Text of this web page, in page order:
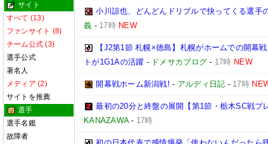
サイト
すべて (13)
ファンサイト (8)
チーム公式 (3)
選手公式
著名人
メディア (2)
サイトを推薦
選手
選手名鑑
故障者
小川諒也、どんどんドリブルで抉ってくる選手
義 - 17時 NEW
【J2第1節 札幌×徳島】札幌がホームでの開幕
トが1G1Aの活躍 - ドメサカブログ - 17時 NEW
開幕戦ホーム新潟戦! - アルディ日記 - 17時
最初の20分と終盤の展開【第1節・栃木SC戦プ
KANAZAWA- 17時